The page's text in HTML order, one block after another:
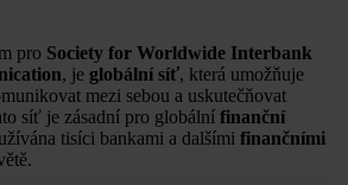
pro Society for Worldwide Interbank
, je globální síť, která umožňuje
mezi sebou a uskutečňovat
síť je zásadní pro globální finanční
tisíci bankami a dalšími finančními